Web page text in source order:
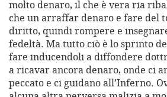
molto denaro, il che è vera ria
che un arraffar denaro e fare del
diritto, quindi rompere e
fedeltà. Ma tutto ciò è lo sprinto
fare inducendoli a diffondere
a ricavar ancora denaro, onde ci
peccato e ci guidano all’Inferno.